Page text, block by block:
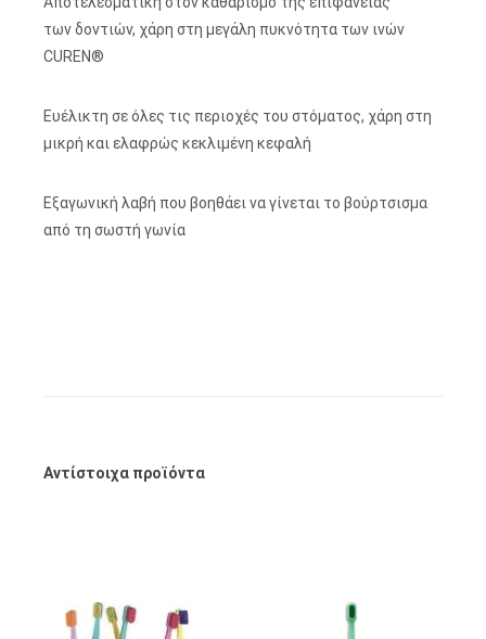
των δοντιών, χάρη στη μεγάλη πυκνότητα των ινών
CUREN®
Ευέλικτη σε όλες τις περιοχές του στόματος, χάρη στη
μικρή και ελαφρώς κεκλιμένη κεφαλή
Εξαγωνική λαβή που βοηθάει να γίνεται το βούρτσισμα
από τη σωστή γωνία
Αντίστοιχα προϊόντα